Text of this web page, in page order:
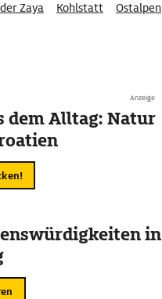
Zaya Kohlstatt
Ostalpen
Anzeige
dem Alltag: Natur
in